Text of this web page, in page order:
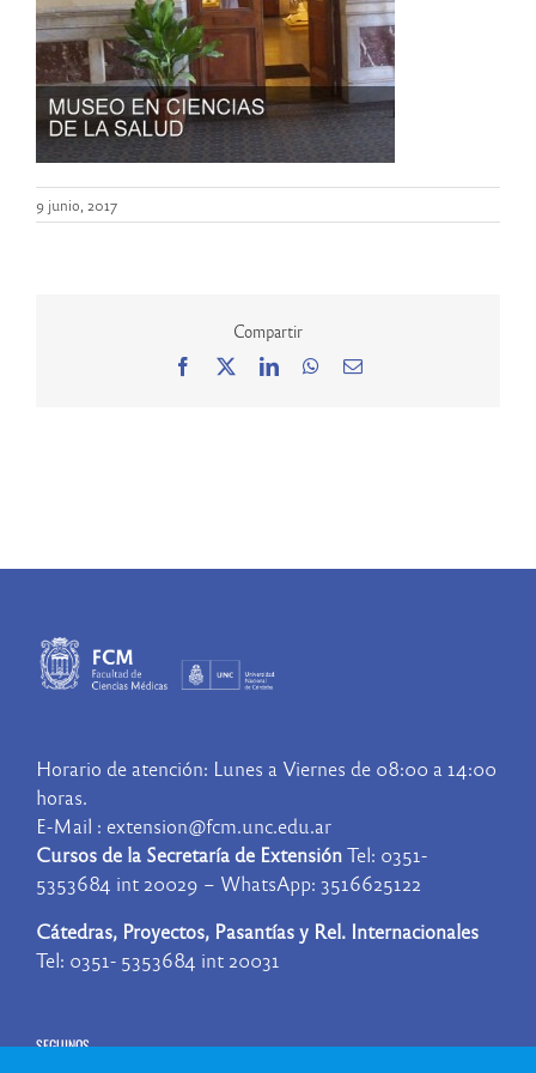
9 junio, 2017
Compartir
Facebook LinkedInWhatsApp
Correo
Horario de atención: Lunes a Viernes de 08:00 a 14:00
horas.
E-Mail : extension@fcm.unc.edu.ar
Cursos de la Secretaría de ExtensiónTel: 0351-
5353684 int 20029 – WhatsApp: 3516625122
Cátedras, Proyectos, Pasantías y Rel. Internacionales
Tel: 0351- 5353684 int 20031
SEGUINOS